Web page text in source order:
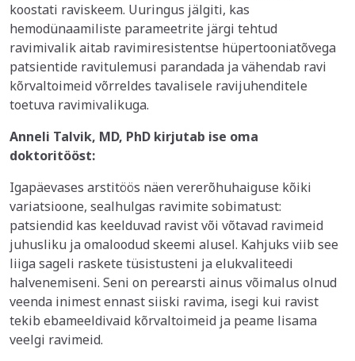
koostati raviskeem. Uuringus jälgiti, kas
hemodünaamiliste parameetrite järgi tehtud
ravimivalik aitab ravimiresistentse hüpertooniatõvega
patsientide ravitulemusi parandada ja vähendab ravi
kõrvaltoimeid võrreldes tavalisele ravijuhenditele
toetuva ravimivalikuga.
Anneli Talvik, MD, PhD kirjutab ise oma
doktoritööst:
Igapäevases arstitöös näen vererõhuhaiguse kõiki
variatsioone, sealhulgas ravimite sobimatust:
patsiendid kas keelduvad ravist või võtavad ravimeid
juhusliku ja omaloodud skeemi alusel. Kahjuks viib see
liiga sageli raskete tüsistusteni ja elukvaliteedi
halvenemiseni. Seni on perearsti ainus võimalus olnud
veenda inimest ennast siiski ravima, isegi kui ravist
tekib ebameeldivaid kõrvaltoimeid ja peame lisama
veelgi ravimeid.